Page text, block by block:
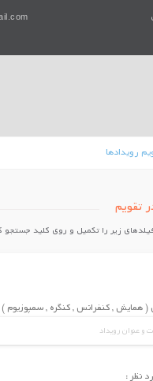
رویداد‌ها
تقویم
زیر را تكمیل و روی کلید جستجو
( همایش , کنفرانس , کنگره , سمپوزیوم )
نظر :